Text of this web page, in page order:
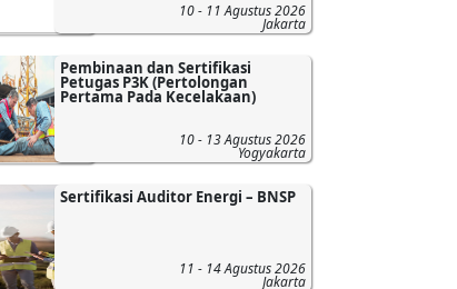
10 - 11 Agustus 2026
Jakarta
Pembinaan dan Sertifikasi
Petugas P3K (Pertolongan
Pertama Pada Kecelakaan)
10 - 13 Agustus 2026
Yogyakarta
Sertifikasi Auditor Energi – BNSP
11 - 14 Agustus 2026
Jakarta